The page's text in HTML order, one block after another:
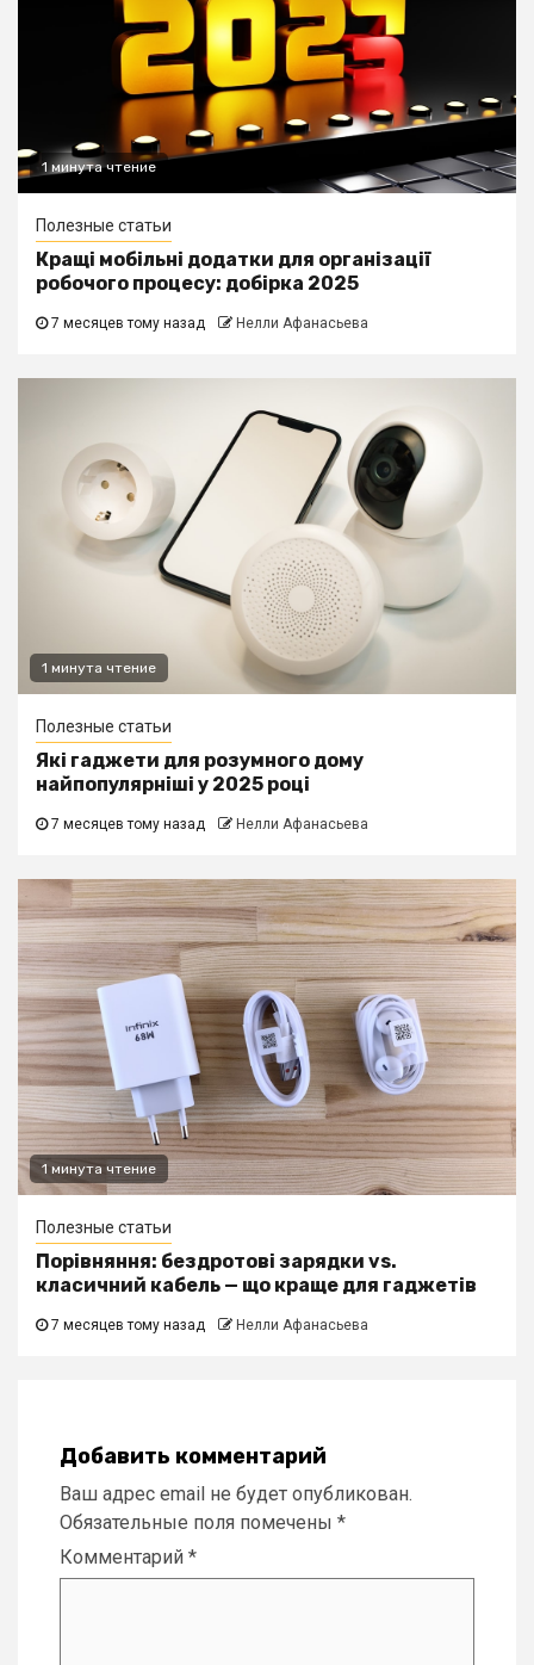
1 минута чтение
Полезные статьи
Кращі мобільні додатки для організації
робочого процесу: добірка 2025
7 месяцев тому назад Нелли Афанасьева
1 минута чтение
Полезные статьи
Які гаджети для розумного дому
найпопулярніші у 2025 році
7 месяцев тому назад Нелли Афанасьева
1 минута чтение
Полезные статьи
Порівняння: бездротові зарядки vs.
класичний кабель — що краще для гаджетів
7 месяцев тому назад Нелли Афанасьева
Добавить комментарий
Ваш адрес email не будет опубликован.
Обязательные поля помечены *
Комментарий *